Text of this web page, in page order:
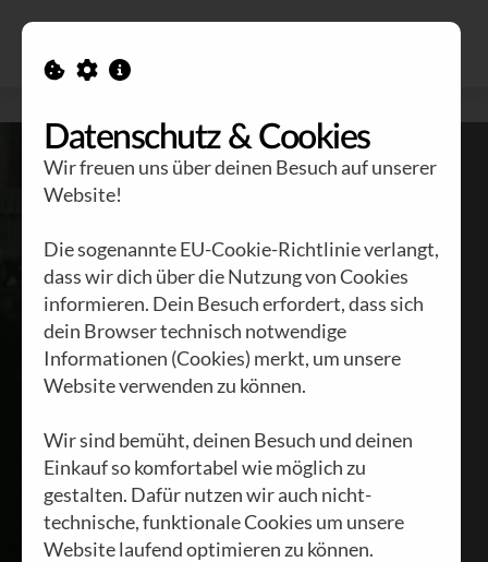
The times they
are a-changin'
BRENNSTOFF NR. 58 |
PAPST FRANZISKUS |
06.02.2024
Datenschutz & Cookies
Wir freuen uns über deinen Besuch auf unserer
Website!
Die sogenannte EU-Cookie-Richtlinie verlangt,
dass wir dich über die Nutzung von Cookies
informieren. Dein Besuch erfordert, dass sich
dein Browser technisch notwendige
Informationen (Cookies) merkt, um unsere
Website verwenden zu können.
Wir sind bemüht, deinen Besuch und deinen
Einkauf so komfortabel wie möglich zu
gestalten. Dafür nutzen wir auch nicht-
technische, funktionale Cookies um unsere
Website laufend optimieren zu können.